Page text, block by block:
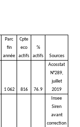
Parc
fin
année
Cpte
eco
actifs
%
actifs
Sources
1 062 816 76.9
Acosstat
N°289,
juillet
2019
Insee
Siren
avant
correction